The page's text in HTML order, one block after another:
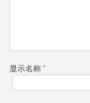
显示名称 *